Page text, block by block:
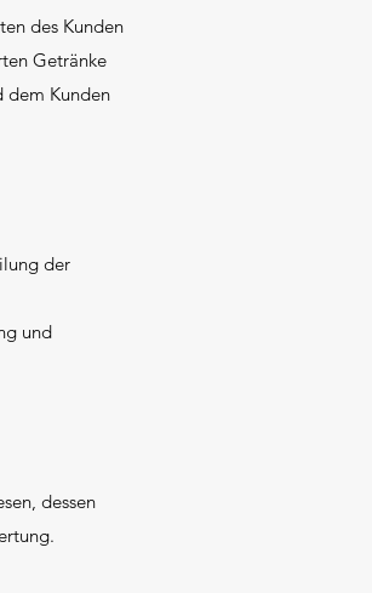
des Kunden
Getränke
dem Kunden
der
und
dessen